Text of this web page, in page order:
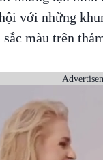
với những
màu trên